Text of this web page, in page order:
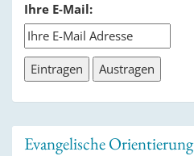
Ihre E-Mail:
Evangelische Orientierung